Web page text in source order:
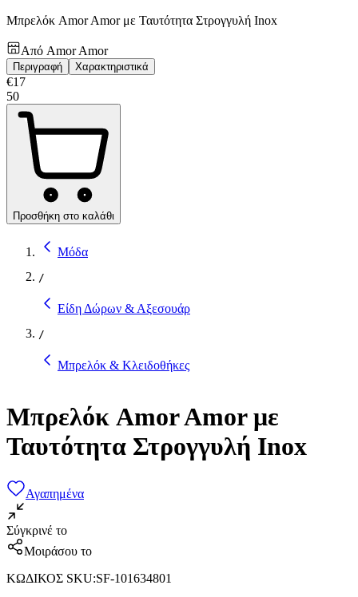
Μπρελόκ Amor Amor με Ταυτότητα Στρογγυλή Inox
Από Amor Amor
Περιγραφή Χαρακτηριστικά
€17
50
Προσθήκη στο καλάθι
Μόδα
/
Είδη Δώρων & Αξεσουάρ
/
Μπρελόκ & Κλειδοθήκες
Μπρελόκ Amor Amor με
Ταυτότητα Στρογγυλή Inox
Αγαπημένα
Σύγκρινέ το
Μοιράσου το
ΚΩΔΙΚΟΣ SKU:SF-101634801